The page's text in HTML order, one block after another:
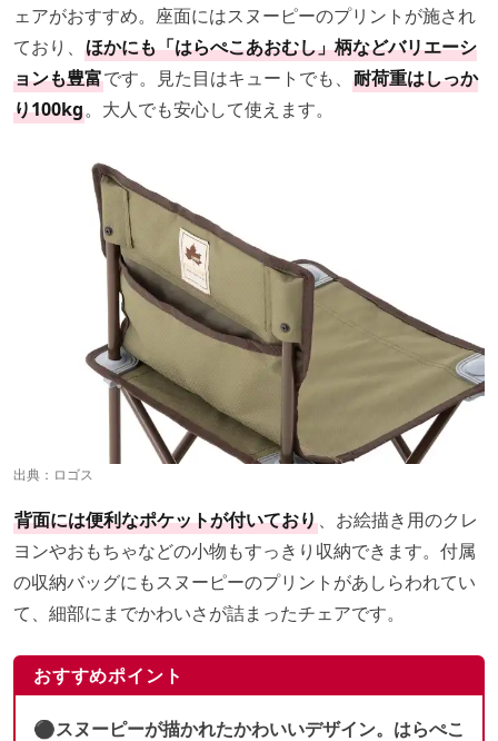
ェアがおすすめ。座面にはスヌーピーのプリントが施され
ており、 ほかにも「はらぺこあおむし」柄などバリエーシ
ョンも豊富です。見た目はキュートでも、 耐荷重はしっか
り100kg。大人でも安心して使えます。
出典： ロゴス
背面には便利なポケットが付いており、お絵描き用のクレ
ヨンやおもちゃなどの小物もすっきり収納できます。付属
の収納バッグにもスヌーピーのプリントがあしらわれてい
て、細部にまでかわいさが詰まったチェアです。
おすすめポイント
⚫︎スヌーピーが描かれたかわいいデザイン。はらぺこ